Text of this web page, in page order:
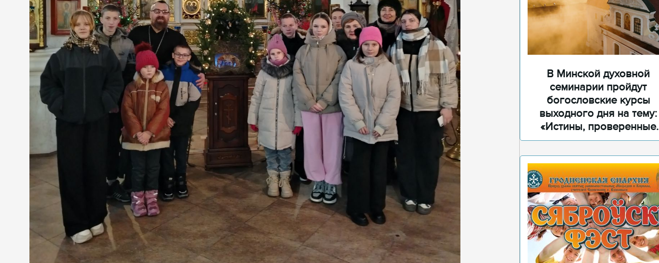
В Минской духовной
семинарии пройдут
богословские курсы
выходного дня на тему:
«Истины, проверенные
временем»